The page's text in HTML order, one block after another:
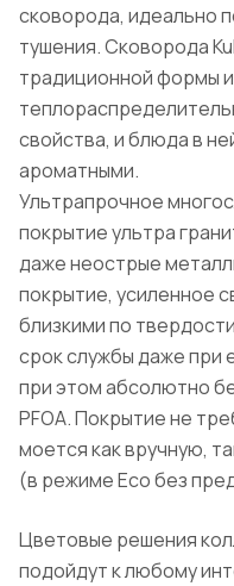
сковорода, идеально
тушения. Сковорода
традиционной формы
свойства, и блюда в
ароматными.
Ультрапрочное
покрытие ультра
даже неострые
покрытие, усиленное
близкими по
срок службы даже при
при этом абсолютно
PFOA. Покрытие не
моется как вручную,
(в режиме Eco без
Цветовые решения
подойдут к любому